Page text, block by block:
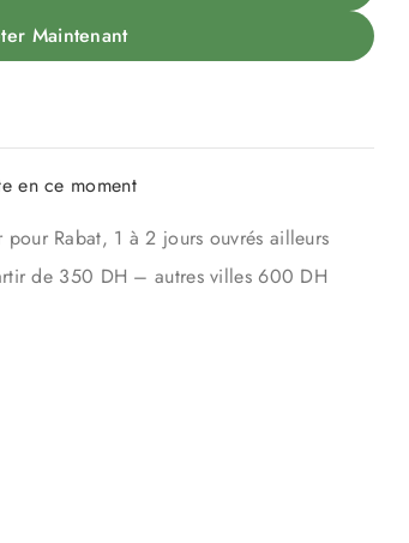
Maintenant
en ce moment
pour Rabat, 1 à 2 jours ouvrés ailleurs
de 350 DH – autres villes 600 DH